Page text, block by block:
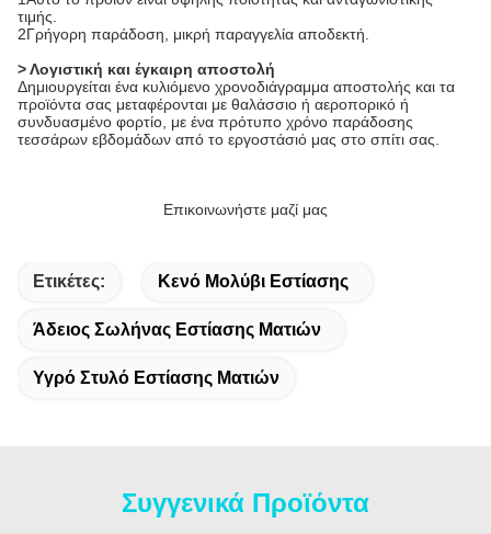
τιμής.
2Γρήγορη παράδοση, μικρή παραγγελία αποδεκτή.
> Λογιστική και έγκαιρη αποστολή
Δημιουργείται ένα κυλιόμενο χρονοδιάγραμμα αποστολής και τα
προϊόντα σας μεταφέρονται με θαλάσσιο ή αεροπορικό ή
συνδυασμένο φορτίο, με ένα πρότυπο χρόνο παράδοσης
τεσσάρων εβδομάδων από το εργοστάσιό μας στο σπίτι σας.
Επικοινωνήστε μαζί μας
Ετικέτες: Κενό Μολύβι Εστίασης
Άδειος Σωλήνας Εστίασης Ματιών
Υγρό Στυλό Εστίασης Ματιών
Συγγενικά Προϊόντα